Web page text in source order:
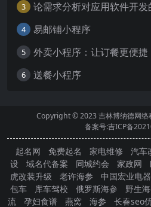
3 论需求分析对应用软件开发
4 易邮铺小程序
5 外卖小程序：让订餐更便
6 送餐小程序
Copyright © 2023吉林博纳德网络
备案号:吉ICP备
起名网 免费起名 家电维修 汽车
设
域名代备案 同城约会 家政网
虎改装升级
老许海参 中国宏业电器
包车
库车驾校 俄罗斯海参 野生
流
孕妇食谱 燕窝 海参 长春seo